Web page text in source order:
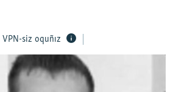
VPN-siz oquñız